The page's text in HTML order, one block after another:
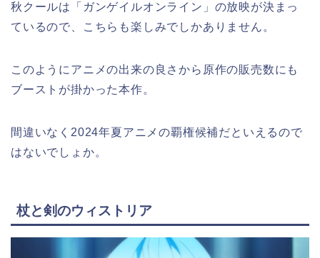
秋クールは「ガンゲイルオンライン」の放映が決まっ
ているので、こちらも楽しみでしかありません。
このようにアニメの出来の良さから原作の販売数にも
ブーストが掛かった本作。
間違いなく2024年夏アニメの覇権候補だといえるので
はないでしょか。
杖と剣のウィストリア